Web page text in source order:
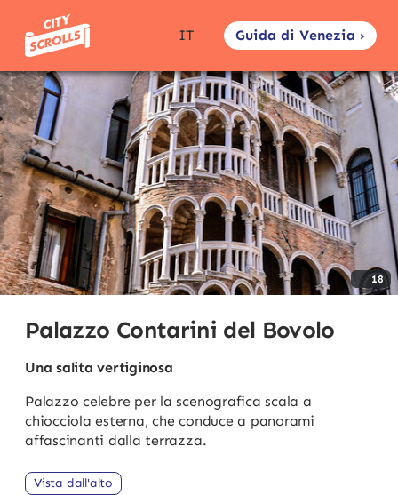
IT Guida di Venezia ›
18
Palazzo Contarini del Bovolo
Una salita vertiginosa
Palazzo celebre per la scenografica scala a
chiocciola esterna, che conduce a panorami
affascinanti dalla terrazza.
Vista dall'alto